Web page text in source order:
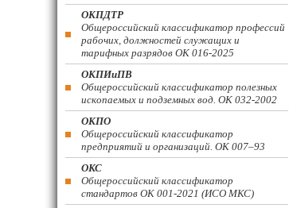
ОКПДТР
Общероссийский классификатор профессий
рабочих, должностей служащих и
тарифных разрядов ОК 016-2025
ОКПИиПВ
Общероссийский классификатор полезных
ископаемых и подземных вод. ОК 032-2002
ОКПО
Общероссийский классификатор
предприятий и организаций. ОК 007–93
ОКС
Общероссийский классификатор
стандартов ОК 001-2021 (ИСО МКС)